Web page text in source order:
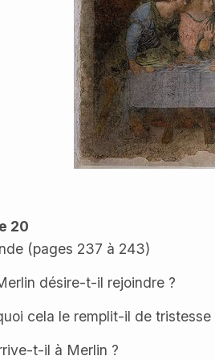
20
(pages 237 à 243)
désire-t-il rejoindre ?
cela le remplit-il de tristesse
t-il à Merlin ?